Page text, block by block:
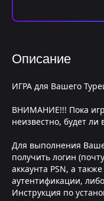
Описание
ИГРА для Вашего
ВНИМАНИЕ!!! Пока
неизвестно, будет ли
Для выполнения
получить логин
аккаунта PSN, а
аутентификации,
Инструкция по